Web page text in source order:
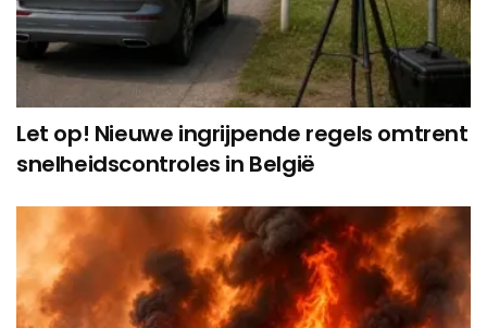
Let op! Nieuwe ingrijpende regels omtrent
snelheidscontroles in België